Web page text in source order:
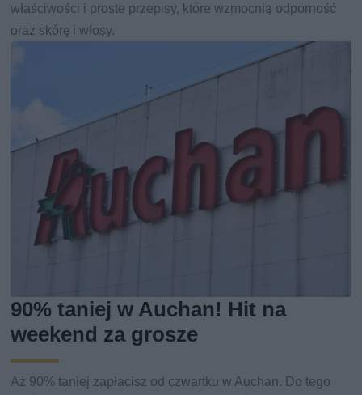
właściwości i proste przepisy, które wzmocnią odporność
oraz skórę i włosy.
90% taniej w Auchan! Hit na
weekend za grosze
Aż 90% taniej zapłacisz od czwartku w Auchan. Do tego